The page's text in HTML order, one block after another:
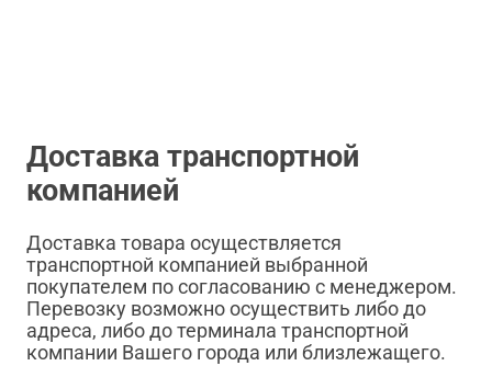
Доставка транспортной
компанией
Доставка товара осуществляется
транспортной компанией выбранной
покупателем по согласованию с менеджером.
Перевозку возможно осуществить либо до
адреса, либо до терминала транспортной
компании Вашего города или близлежащего.